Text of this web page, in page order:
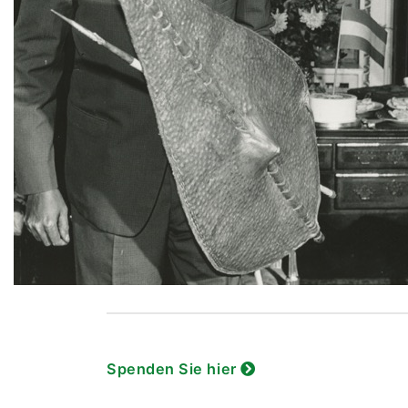
Spenden Sie hier